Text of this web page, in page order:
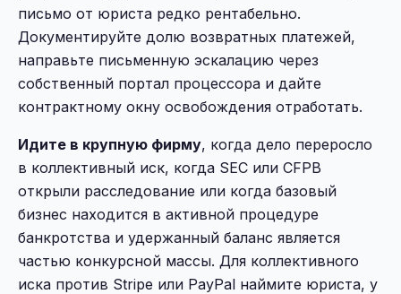
письмо от юриста редко рентабельно.
Документируйте долю возвратных платежей,
направьте письменную эскалацию через
собственный портал процессора и дайте
контрактному окну освобождения отработать.
Идите в крупную фирму, когда дело переросло
в коллективный иск, когда SEC или CFPB
открыли расследование или когда базовый
бизнес находится в активной процедуре
банкротства и удержанный баланс является
частью конкурсной массы. Для коллективного
иска против Stripe или PayPal наймите юриста, у